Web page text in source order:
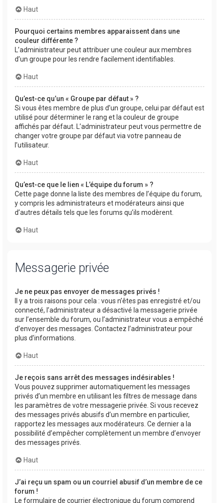
Haut
Pourquoi certains membres apparaissent dans une
couleur différente ?
L’administrateur peut attribuer une couleur aux membres
d’un groupe pour les rendre facilement identifiables.
Haut
Qu’est-ce qu’un « Groupe par défaut » ?
Si vous êtes membre de plus d’un groupe, celui par défaut est
utilisé pour déterminer le rang et la couleur de groupe
affichés par défaut. L’administrateur peut vous permettre de
changer votre groupe par défaut via votre panneau de
l’utilisateur.
Haut
Qu’est-ce que le lien « L’équipe du forum » ?
Cette page donne la liste des membres de l’équipe du forum,
y compris les administrateurs et modérateurs ainsi que
d’autres détails tels que les forums qu’ils modèrent.
Haut
Messagerie privée
Je ne peux pas envoyer de messages privés !
Il y a trois raisons pour cela : vous n’êtes pas enregistré et/ou
connecté, l’administrateur a désactivé la messagerie privée
sur l’ensemble du forum, ou l’administrateur vous a empêché
d’envoyer des messages. Contactez l’administrateur pour
plus d’informations.
Haut
Je reçois sans arrêt des messages indésirables !
Vous pouvez supprimer automatiquement les messages
privés d’un membre en utilisant les filtres de message dans
les paramètres de votre messagerie privée. Si vous recevez
des messages privés abusifs d’un membre en particulier,
rapportez les messages aux modérateurs. Ce dernier a la
possibilité d’empêcher complètement un membre d’envoyer
des messages privés.
Haut
J’ai reçu un spam ou un courriel abusif d’un membre de ce
forum !
Le formulaire de courrier électronique du forum comprend